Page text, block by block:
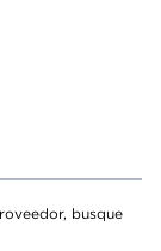
busque